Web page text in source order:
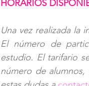
HORARIOS
Una vez realizada la
El número de
estudio. El tarifario
número de